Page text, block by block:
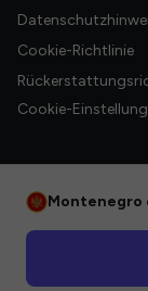
Cookie-Richtlinie
Cookie-
Montenegro